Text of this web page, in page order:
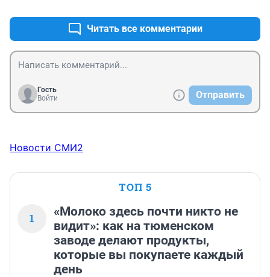
Читать все комментарии
Гость
Войти
Отправить
Новости СМИ2
ТОП 5
1
«Молоко здесь почти никто не
видит»: как на тюменском
заводе делают продукты,
которые вы покупаете каждый
день